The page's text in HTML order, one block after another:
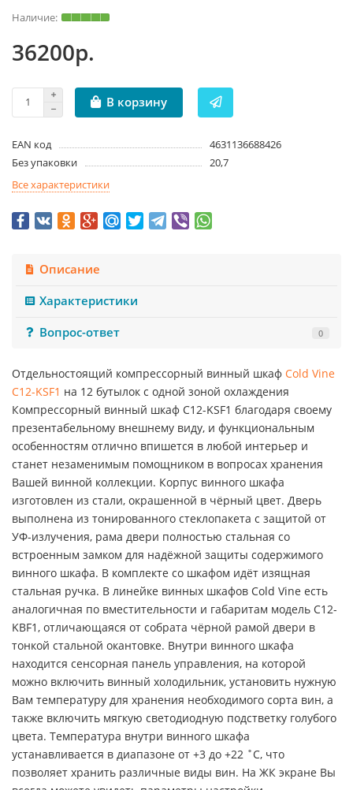
36200р.
В корзину
EAN код
4631136688426
Без упаковки
20,7
Все характеристики
Описание
Характеристики
Вопрос-ответ
0
Отдельностоящий компрессорный винный шкаф Cold Vine
C12-KSF1 на 12 бутылок с одной зоной охлаждения
Компрессорный винный шкаф C12-KSF1 благодаря своему
презентабельному внешнему виду, и функциональным
особенностям отлично впишется в любой интерьер и
станет незаменимым помощником в вопросах хранения
Вашей винной коллекции. Корпус винного шкафа
изготовлен из стали, окрашенной в чёрный цвет. Дверь
выполнена из тонированного стеклопакета с защитой от
УФ-излучения, рама двери полностью стальная со
встроенным замком для надёжной защиты содержимого
винного шкафа. В комплекте со шкафом идёт изящная
стальная ручка. В линейке винных шкафов Cold Vine есть
аналогичная по вместительности и габаритам модель C12-
KBF1, отличающаяся от собрата чёрной рамой двери в
тонкой стальной окантовке. Внутри винного шкафа
находится сенсорная панель управления, на которой
можно включить винный холодильник, установить нужную
Вам температуру для хранения необходимого сорта вин, а
также включить мягкую светодиодную подстветку голубого
цвета. Температура внутри винного шкафа
устанавливается в диапазоне от +3 до +22 ˚С, что
позволяет хранить различные виды вин. На ЖК экране Вы